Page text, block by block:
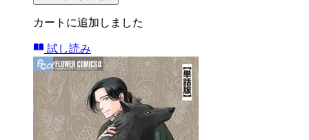
カートに追加しました
試し読み